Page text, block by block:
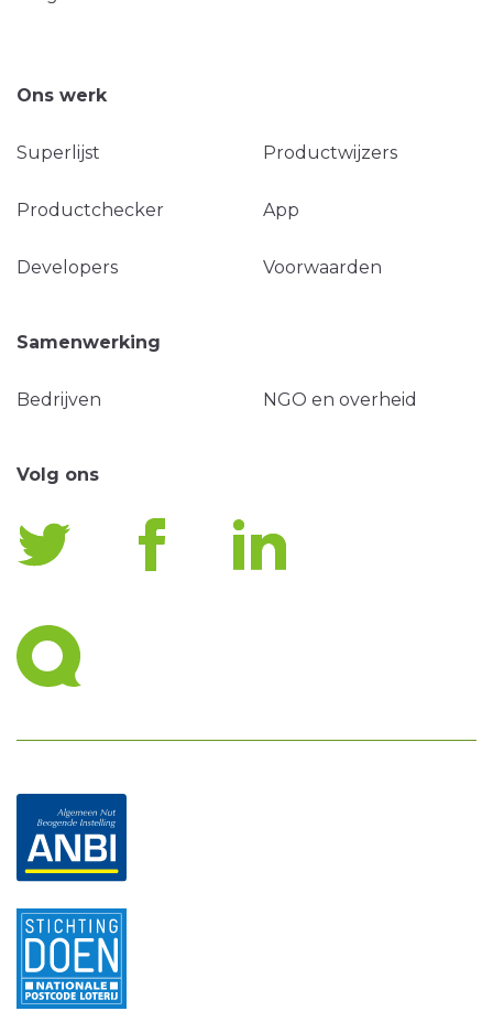
Ons werk
Superlijst Productwijzers
Productchecker App
Developers Voorwaarden
Samenwerking
Bedrijven NGO en overheid
Volg ons